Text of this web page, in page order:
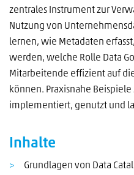
zentrales Instrument zur
Nutzung von
lernen, wie Metadaten
werden, welche Rolle Data
Mitarbeitende effizient auf
können. Praxisnahe
implementiert, genutzt und
Inhalte
Grundlagen von Data